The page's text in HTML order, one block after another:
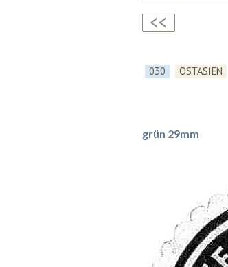
030 OSTASIEN
grün 29mm